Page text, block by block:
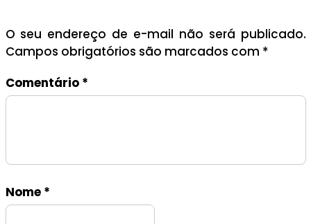
O seu endereço de e-mail não será publicado.
Campos obrigatórios são marcados com *
Comentário *
Nome *